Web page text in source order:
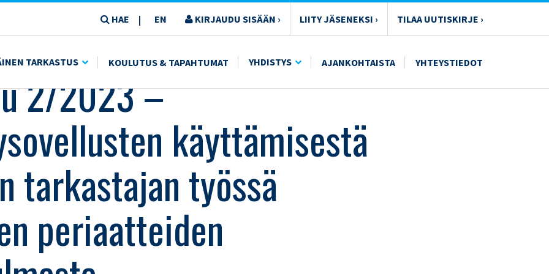
HAE | EN KIRJAUDU SISÄÄN › LIITY JÄSENEKSI › TILAA UUTISKIRJE ›
TARKASTUS KOULUTUS & TAPAHTUMAT YHDISTYS AJANKOHTAISTA YHTEYSTIEDOT
KÄYTTÄMISESTÄ SISÄISEN TARKASTAJAN TYÖSSÄ EETTISTEN PERIAATTEIDEN NÄKÖKULMASTA
2/2023 –
käyttämisestä
tarkastajan työssä
periaatteiden